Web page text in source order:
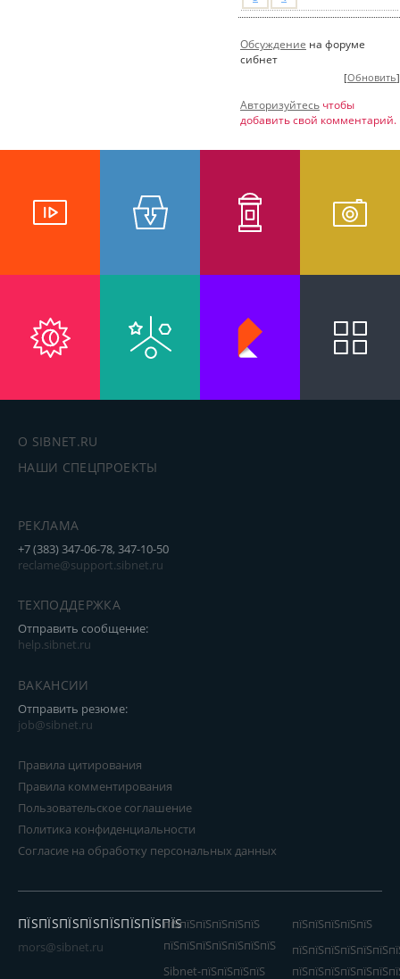
Обсуждение на форуме
сибнет
[Обновить]
Авторизуйтесь чтобы
добавить свой комментарий.
О SIBNET.RU
НАШИ СПЕЦПРОЕКТЫ
РЕКЛАМА
+7 (383) 347-06-78, 347-10-50
reclame@support.sibnet.ru
ТЕХПОДДЕРЖКА
Отправить сообщение:
help.sibnet.ru
ВАКАНСИИ
Отправить резюме:
job@sibnet.ru
Правила цитирования
Правила комментирования
Пользовательское соглашение
Политика конфиденциальности
Согласие на обработку персональных данных
ПЇЅПЇЅПЇЅПЇЅПЇЅПЇЅПЇЅПЇЅ
mors@sibnet.ru
пїЅпїЅпїЅпїЅпїЅпїЅ
пїЅпїЅпїЅпїЅпїЅпїЅпїЅ
Sibnet-пїЅпїЅпїЅпїЅ
пїЅпїЅпїЅпїЅпїЅ